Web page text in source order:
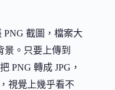
截圖，檔案大
景。只要上傳到
PNG 轉成 JPG，
視覺上幾乎看不